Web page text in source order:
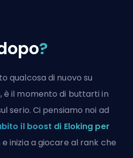
?
qualcosa di nuovo su
, è il momento di buttarti in
serio. Ci pensiamo noi ad
il boost di Eloking per
e inizia a giocare al rank che